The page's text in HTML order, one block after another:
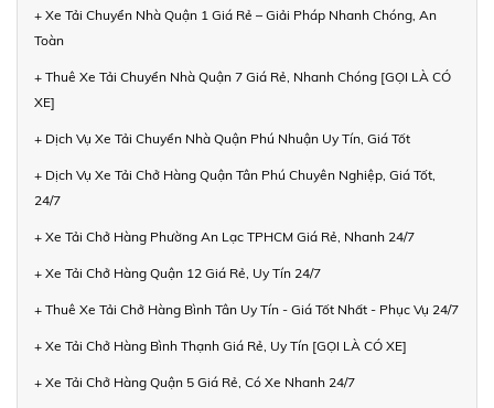
+ Xe Tải Chuyển Nhà Quận 1 Giá Rẻ – Giải Pháp Nhanh Chóng, An
Toàn
+ Thuê Xe Tải Chuyển Nhà Quận 7 Giá Rẻ, Nhanh Chóng [GỌI LÀ CÓ
XE]
+ Dịch Vụ Xe Tải Chuyển Nhà Quận Phú Nhuận Uy Tín, Giá Tốt
+ Dịch Vụ Xe Tải Chở Hàng Quận Tân Phú Chuyên Nghiệp, Giá Tốt,
24/7
+ Xe Tải Chở Hàng Phường An Lạc TPHCM Giá Rẻ, Nhanh 24/7
+ Xe Tải Chở Hàng Quận 12 Giá Rẻ, Uy Tín 24/7
+ Thuê Xe Tải Chở Hàng Bình Tân Uy Tín - Giá Tốt Nhất - Phục Vụ 24/7
+ Xe Tải Chở Hàng Bình Thạnh Giá Rẻ, Uy Tín [GỌI LÀ CÓ XE]
+ Xe Tải Chở Hàng Quận 5 Giá Rẻ, Có Xe Nhanh 24/7